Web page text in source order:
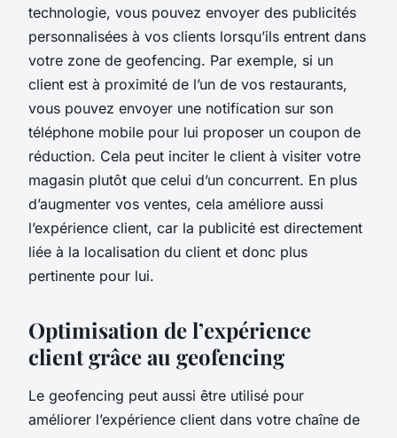
technologie, vous pouvez envoyer des publicités
personnalisées à vos clients lorsqu’ils entrent dans
votre zone de geofencing. Par exemple, si un
client est à proximité de l’un de vos restaurants,
vous pouvez envoyer une notification sur son
téléphone mobile pour lui proposer un coupon de
réduction. Cela peut inciter le client à visiter votre
magasin plutôt que celui d’un concurrent. En plus
d’augmenter vos ventes, cela améliore aussi
l’expérience client, car la publicité est directement
liée à la localisation du client et donc plus
pertinente pour lui.
Optimisation de l’expérience
client grâce au geofencing
Le geofencing peut aussi être utilisé pour
améliorer l’expérience client dans votre chaîne de